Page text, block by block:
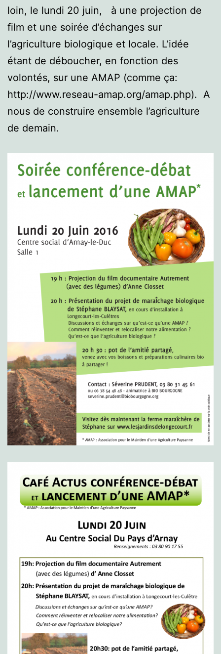
loin, le lundi 20 juin, à une projection de
film et une soirée d’échanges sur
l’agriculture biologique et locale. L’idée
étant de déboucher, en fonction des
volontés, sur une AMAP (comme ça:
http://www.reseau-amap.org/amap.php). A
nous de construire ensemble l’agriculture
de demain.